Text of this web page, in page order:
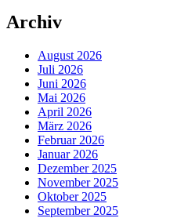
Archiv
August 2026
Juli 2026
Juni 2026
Mai 2026
April 2026
März 2026
Februar 2026
Januar 2026
Dezember 2025
November 2025
Oktober 2025
September 2025